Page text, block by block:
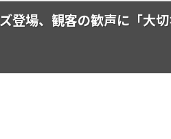
場、観客の歓声に「大